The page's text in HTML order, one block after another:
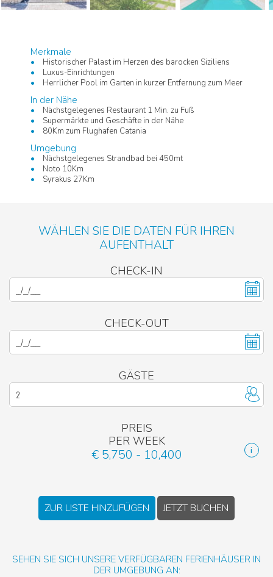
Merkmale
Historischer Palast im Herzen des barocken Siziliens
Luxus-Einrichtungen
Herrlicher Pool im Garten in kurzer Entfernung zum Meer
In der Nähe
Nächstgelegenes Restaurant 1 Min. zu Fuß
Supermärkte und Geschäfte in der Nähe
80Km zum Flughafen Catania
Umgebung
Nächstgelegenes Strandbad bei 450mt
Noto 10Km
Syrakus 27Km
WÄHLEN SIE DIE DATEN FÜR IHREN
AUFENTHALT
CHECK-IN
CHECK-OUT
GÄSTE
PREIS
PER WEEK
€ 5,750 - 10,400
ZUR LISTE HINZUFÜGEN JETZT BUCHEN
SEHEN SIE SICH UNSERE VERFÜGBAREN FERIENHÄUSER IN
DER UMGEBUNG AN: